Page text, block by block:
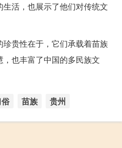
活，也展示了他们对传统文
贵性在于，它们承载着苗族
也丰富了中国的多民族文
苗族 贵州